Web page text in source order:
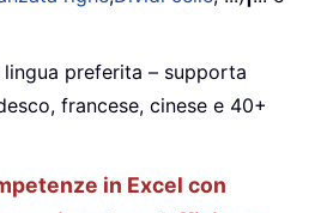
preferita – supporta
francese, cinese e 40+
in Excel con